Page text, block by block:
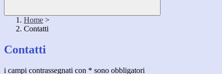
Home >
Contatti
Contatti
i campi contrassegnati con * sono obbligatori